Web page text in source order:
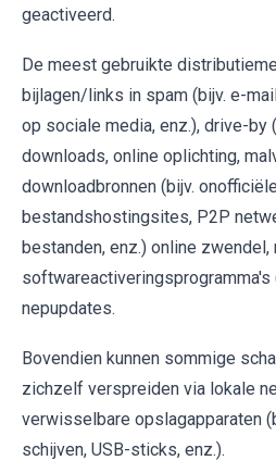
geactiveerd.
De meest gebruikte
bijlagen/links in spam (bijv. e-
op sociale media, enz.), drive-
downloads, online oplichting,
downloadbronnen (bijv.
bestandshostingsites, P2P
bestanden, enz.) online
softwareactiveringsprogramma's
nepupdates.
Bovendien kunnen sommige
zichzelf verspreiden via lokale
verwisselbare opslagapparaten
schijven, USB-sticks, enz.).